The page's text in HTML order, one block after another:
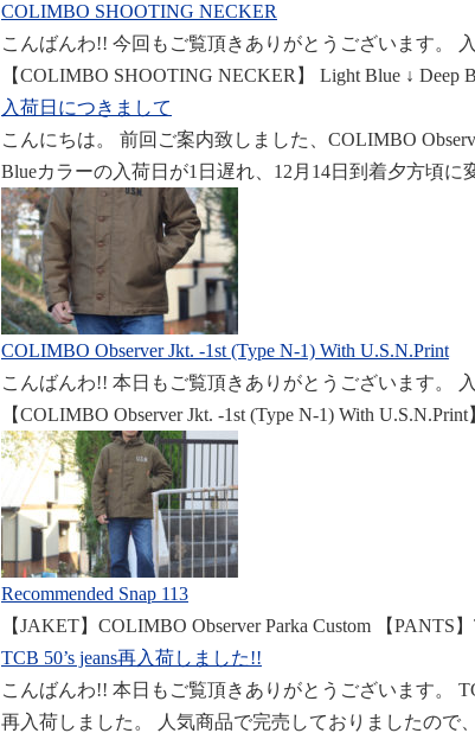
COLIMBO SHOOTING NECKER
こんばんわ!! 今回もご覧頂きありがとうございます。
【COLIMBO SHOOTING NECKER】 Light Blue ↓
入荷日につきまして
こんにちは。 前回ご案内致しました、COLIMBO
Blueカラーの入荷日が1日遅れ、12月14日到着夕方頃
COLIMBO Observer Jkt. -1st (Type N-1) With U.S.N.Print
こんばんわ!! 本日もご覧頂きありがとうございます。
【COLIMBO Observer Jkt. -1st (Type N-1) With
Recommended Snap 113
【JAKET】COLIMBO Observer Parka Custom 【PANTS】
TCB 50’s jeans再入荷しました!!
こんばんわ!! 本日もご覧頂きありがとうございます。
再入荷しました。 人気商品で完売しておりましたので